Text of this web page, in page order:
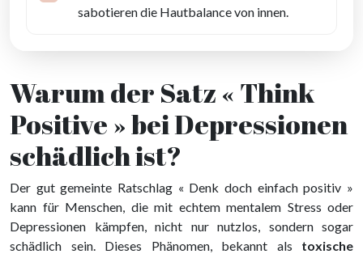
sabotieren die Hautbalance von innen.
Warum der Satz « Think
Positive » bei Depressionen
schädlich ist?
Der gut gemeinte Ratschlag « Denk doch einfach positiv »
kann für Menschen, die mit echtem mentalem Stress oder
Depressionen kämpfen, nicht nur nutzlos, sondern sogar
schädlich sein. Dieses Phänomen, bekannt als toxische